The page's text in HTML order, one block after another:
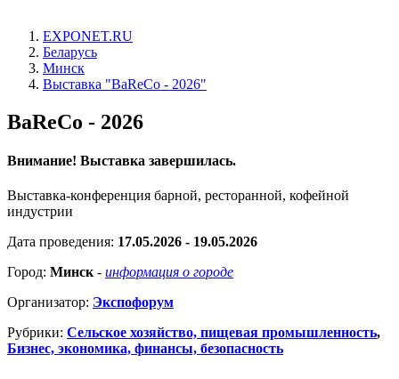
EXPONET.RU
Беларусь
Минск
Выставка "BaReCo - 2026"
BaReCo - 2026
Внимание! Выставка завершилась.
Выставка-конференция барной, ресторанной, кофейной
индустрии
Дата проведения: 17.05.2026 - 19.05.2026
Город: Минск - информация о городе
Организатор: Экспофорум
Рубрики: Сельское хозяйство, пищевая промышленность,
Бизнес, экономика, финансы, безопасность